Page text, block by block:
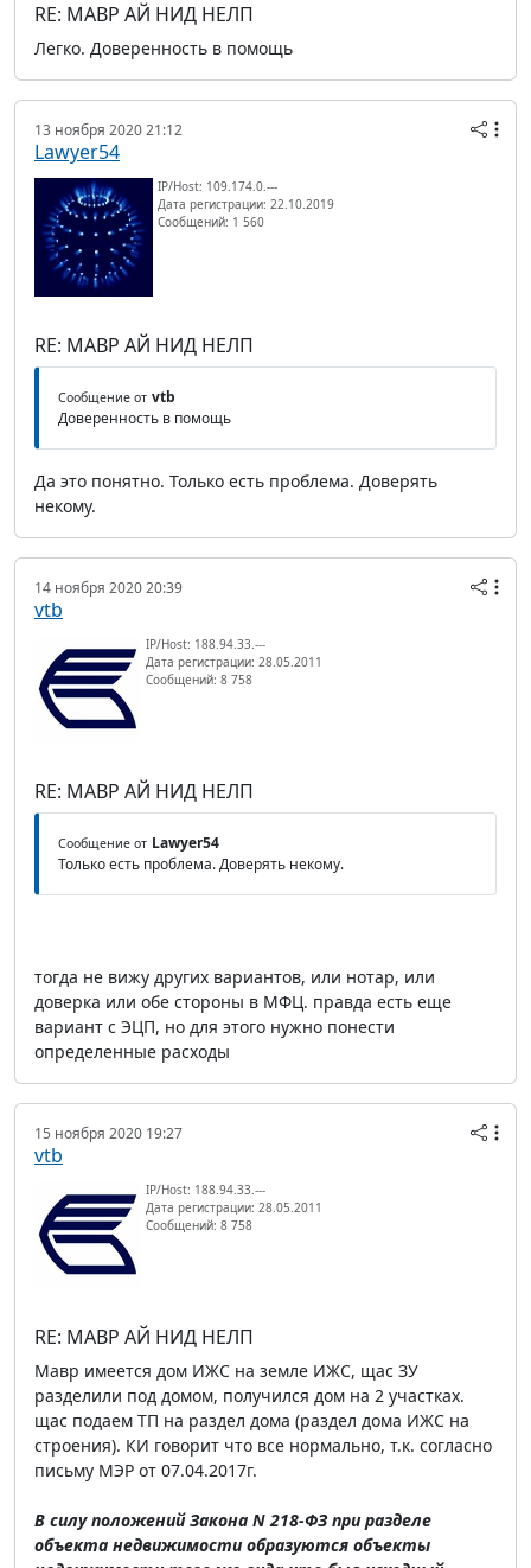
RE: МАВР АЙ НИД НЕЛП
Легко. Доверенность в помощь
13 ноября 2020 21:12
Lawyer54
IP/Host: 109.174.0.---
Дата регистрации: 22.10.2019
Сообщений: 1 560
RE: МАВР АЙ НИД НЕЛП
Сообщение от vtb
Доверенность в помощь
Да это понятно. Только есть проблема. Доверять
некому.
14 ноября 2020 20:39
vtb
IP/Host: 188.94.33.---
Дата регистрации: 28.05.2011
Сообщений: 8 758
RE: МАВР АЙ НИД НЕЛП
Сообщение от Lawyer54
Только есть проблема. Доверять некому.
тогда не вижу других вариантов, или нотар, или
доверка или обе стороны в МФЦ. правда есть еще
вариант с ЭЦП, но для этого нужно понести
определенные расходы
15 ноября 2020 19:27
vtb
IP/Host: 188.94.33.---
Дата регистрации: 28.05.2011
Сообщений: 8 758
RE: МАВР АЙ НИД НЕЛП
Мавр имеется дом ИЖС на земле ИЖС, щас ЗУ
разделили под домом, получился дом на 2 участках.
щас подаем ТП на раздел дома (раздел дома ИЖС на
строения). КИ говорит что все нормально, т.к. согласно
письму МЭР от 07.04.2017г.
В силу положений Закона N 218-ФЗ при разделе
объекта недвижимости образуются объекты